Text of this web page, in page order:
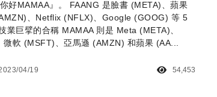
好MAMAA』。 FAANG 是臉書 (META)、蘋果
、Netflix (NFLX)、Google (GOOG) 等 5
業巨擘的合稱 MAMAA 則是 Meta (META)、
軟 (MSFT)、亞馬遜 (AMZN) 和蘋果 (AA...
04/19 54,453